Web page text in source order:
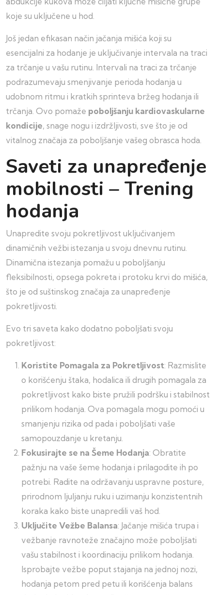
koje su uključene u hod.
Još jedan efikasan način jačanja mišića koji su
esencijalni za hodanje je uključivanje intervala na traci
za trčanje u vašu rutinu. Intervali na traci za trčanje
podrazumevaju smenjivanje perioda hodanja u
udobnom ritmu i kratkih sprinteva bržeg hodanja ili
trčanja. Ovo pomaže poboljšanju kardiovaskularne
kondicije, snage nogu i izdržljivosti, sve što je od
vitalnog značaja za poboljšanje vašeg obrasca hoda.
Saveti za unapređenje
mobilnosti – Trening
hodanja
Unapredite svoju pokretljivost uključivanjem
dinamičnih vežbi istezanja u svoju dnevnu rutinu.
Dinamična istezanja pomažu u poboljšanju
fleksibilnosti, opsega pokreta i protoku krvi do mišića,
što je od suštinskog značaja za unapređenje
pokretljivosti.
Evo tri saveta kako dodatno poboljšati svoju
pokretljivost:
Koristite Pomagala za Pokretljivost: Razmislite
o korišćenju štaka, hodalica ili drugih pomagala za
pokretljivost kako biste pružili podršku i stabilnost
prilikom hodanja. Ova pomagala mogu pomoći u
smanjenju rizika od pada i poboljšati vaše
samopouzdanje u kretanju.
Fokusirajte se na Šeme Hodanja: Obratite
pažnju na vaše šeme hodanja i prilagodite ih po
potrebi. Radite na održavanju uspravne posture,
prirodnom ljuljanju ruku i uzimanju konzistentnih
koraka kako biste unapredili vaš hod.
Uključite Vežbe Balansa: Jačanje mišića trupa i
vežbanje ravnoteže značajno može poboljšati
vašu stabilnost i koordinaciju prilikom hodanja.
Isprobajte vežbe poput stajanja na jednoj nozi,
hodanja petom pred petu ili korišćenja balans